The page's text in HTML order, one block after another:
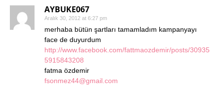
AYBUKE067
Aralık 30, 2012 at 6:27 pm
merhaba bütün şartları tamamladım kampanyayı
face de duyurdum
http://www.facebook.com/fattmaozdemir/posts/30935
5915843208
fatma özdemir
fsonmez44@gmail.com